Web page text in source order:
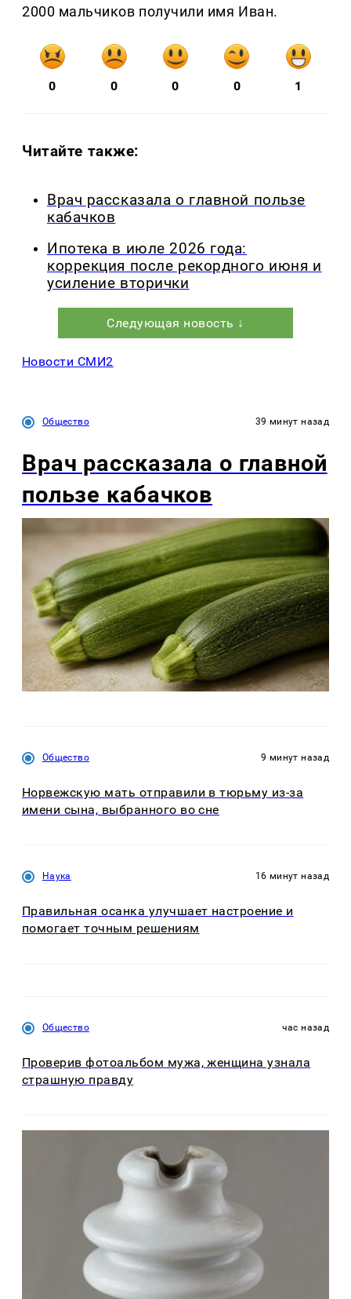
2000 мальчиков получили имя Иван.
0 0 0 0 1
Читайте также:
Врач рассказала о главной пользе
кабачков
Ипотека в июле 2026 года:
коррекция после рекордного июня и
усиление вторички
Следующая новость ↓
Новости СМИ2
Общество 39 минут назад
Врач рассказала о главной
пользе кабачков
Общество 9 минут назад
Норвежскую мать отправили в тюрьму из-за
имени сына, выбранного во сне
Наука 16 минут назад
Правильная осанка улучшает настроение и
помогает точным решениям
Общество час назад
Проверив фотоальбом мужа, женщина узнала
страшную правду